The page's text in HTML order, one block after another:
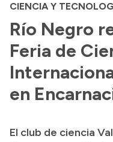
Referentes de
Archivo de noticias
Transparencia
Presupuesto
CIENCIA Y
Río Negro
Feria de
en
El club de ciencia